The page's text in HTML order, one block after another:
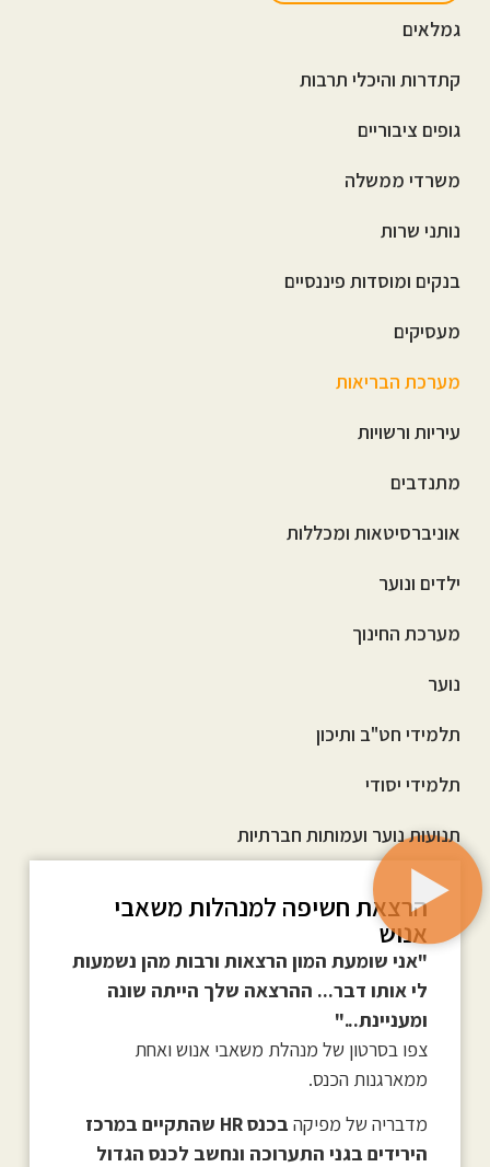
גמלאים
קתדרות והיכלי תרבות
גופים ציבוריים
משרדי ממשלה
נותני שרות
בנקים ומוסדות פיננסיים
מעסיקים
מערכת הבריאות
עיריות ורשויות
מתנדבים
אוניברסיטאות ומכללות
ילדים ונוער
מערכת החינוך
נוער
תלמידי חט"ב ותיכון
תלמידי יסודי
תנועות נוער ועמותות חברתיות
הרצאת חשיפה למנהלות משאבי
אנוש
"אני שומעת המון הרצאות ורבות מהן נשמעות
לי אותו דבר... ההרצאה שלך הייתה שונה
ומעניינת..."
צפו בסרטון של מנהלת משאבי אנוש ואחת
ממארגנות הכנס.
מדבריה של מפיקה
בכנס HR שהתקיים במרכז
הירידים בגני התערוכה ונחשב לכנס הגדול